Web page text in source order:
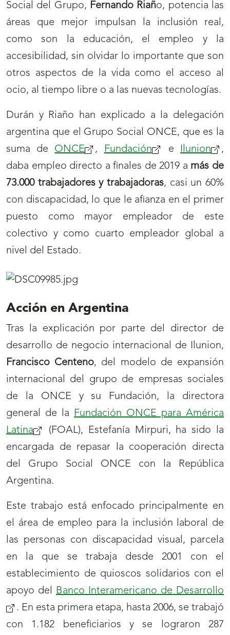
Social del Grupo, Fernando Riaño, potencia las
áreas que mejor impulsan la inclusión real,
como son la educación, el empleo y la
accesibilidad, sin olvidar lo importante que son
otros aspectos de la vida como el acceso al
ocio, al tiempo libre o a las nuevas tecnologías.
Durán y Riaño han explicado a la delegación
argentina que el Grupo Social ONCE, que es la
suma de ONCE , Fundación e Ilunion
,
daba empleo directo a finales de 2019 a más de
73.000 trabajadores y trabajadoras, casi un 60%
con discapacidad, lo que le afianza en el primer
puesto como mayor empleador de este
colectivo y como cuarto empleador global a
nivel del Estado.
Acción en Argentina
Tras la explicación por parte del director de
desarrollo de negocio internacional de Ilunion,
Francisco Centeno, del modelo de expansión
internacional del grupo de empresas sociales
de la ONCE y su Fundación, la directora
general de la Fundación ONCE para América
Latina
(FOAL), Estefanía Mirpuri, ha sido la
encargada de repasar la cooperación directa
del Grupo Social ONCE con la República
Argentina.
Este trabajo está enfocado principalmente en
el área de empleo para la inclusión laboral de
las personas con discapacidad visual, parcela
en la que se trabaja desde 2001 con el
establecimiento de quioscos solidarios con el
apoyo del Banco Interamericano de Desarrollo
. En esta primera etapa, hasta 2006, se trabajó
con 1.182 beneficiarios y se lograron 287